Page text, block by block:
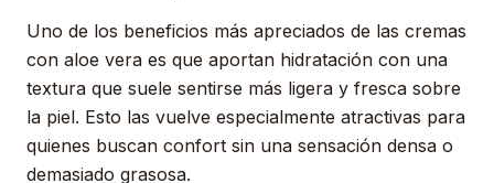
Uno de los beneficios más apreciados de las cremas
con aloe vera es que aportan hidratación con una
textura que suele sentirse más ligera y fresca sobre
la piel. Esto las vuelve especialmente atractivas para
quienes buscan confort sin una sensación densa o
demasiado grasosa.